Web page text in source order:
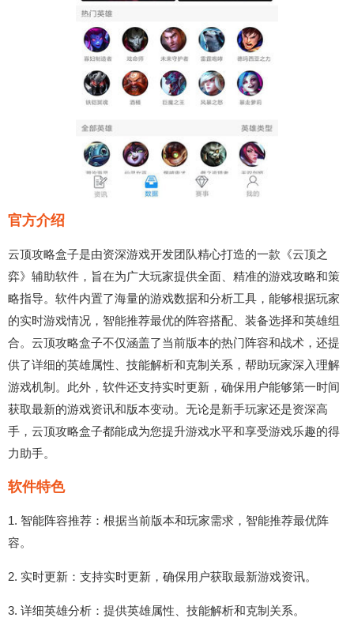
官方介绍
云顶攻略盒子是由资深游戏开发团队精心打造的一款《云顶之
弈》辅助软件，旨在为广大玩家提供全面、精准的游戏攻略和策
略指导。软件内置了海量的游戏数据和分析工具，能够根据玩家
的实时游戏情况，智能推荐最优的阵容搭配、装备选择和英雄组
合。云顶攻略盒子不仅涵盖了当前版本的热门阵容和战术，还提
供了详细的英雄属性、技能解析和克制关系，帮助玩家深入理解
游戏机制。此外，软件还支持实时更新，确保用户能够第一时间
获取最新的游戏资讯和版本变动。无论是新手玩家还是资深高
手，云顶攻略盒子都能成为您提升游戏水平和享受游戏乐趣的得
力助手。
软件特色
1. 智能阵容推荐：根据当前版本和玩家需求，智能推荐最优阵
容。
2. 实时更新：支持实时更新，确保用户获取最新游戏资讯。
3. 详细英雄分析：提供英雄属性、技能解析和克制关系。